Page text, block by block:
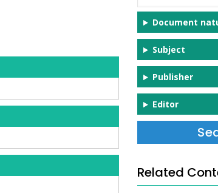
Document
Subject
Publisher
Editor
Related